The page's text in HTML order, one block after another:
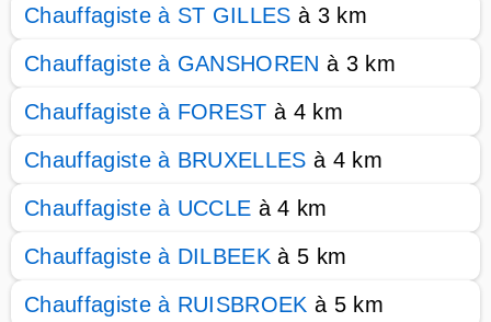
Chauffagiste à ST GILLES à 3 km
Chauffagiste à GANSHOREN à 3 km
Chauffagiste à FOREST à 4 km
Chauffagiste à BRUXELLES à 4 km
Chauffagiste à UCCLE à 4 km
Chauffagiste à DILBEEK à 5 km
Chauffagiste à RUISBROEK à 5 km